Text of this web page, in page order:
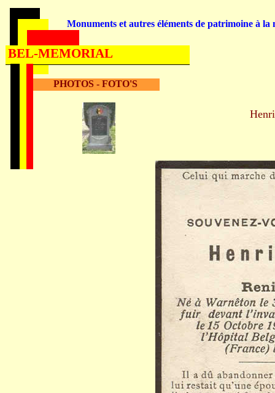
PHOTOS - FOTO'S
Monuments et autres éléments de patrimoine à la
BEL-MEMORIAL